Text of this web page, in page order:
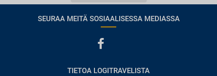
SEURAA MEITÄ SOSIAALISESSA MEDIASSA
TIETOA LOGITRAVELISTA